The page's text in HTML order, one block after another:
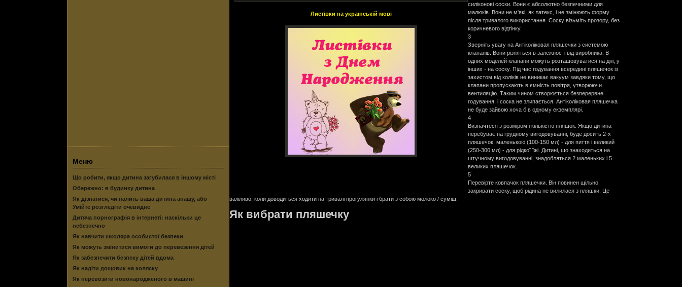
Меню
Що робити, якщо дитина загубилася в іншому місті
Обережно: в будинку дитина
Як дізнатися, чи палить ваша дитина анашу, або
Умійте розгледіти очевидне
Дитяча порнографія в інтернеті: наскільки це
небезпечно
Як навчити школяра особистої безпеки
Як можуть змінитися вимоги до перевезення дітей
Як забезпечити безпеку дітей вдома
Як надіти дощовик на коляску
Як перевозити новонародженого в машині
Листівки на українській мові
силіконові соски. Вони є абсолютно безпечними для
малюків. Вони не м'які, як латекс, і не змінюють форму
після тривалого використання. Соску візьміть прозору, без
коричневого відтінку.
3
Зверніть увагу на Антіколіковая пляшечки з системою
клапанів. Вони різняться в залежності від виробника. В
одних моделей клапани можуть розташовуватися на дні, у
інших - на соску. Під час годування всередині пляшечок із
захистом від коліків не виникає вакуум завдяки тому, що
клапани пропускають в ємність повітря, утворюючи
вентиляцію. Таким чином створюється безперервне
годування, і соска не злипається. Антіколіковая пляшечка
не буде зайвою хоча б в одному екземплярі.
4
Визначтеся з розміром і кількістю пляшок. Якщо дитина
перебуває на грудному вигодовуванні, буде досить 2-х
пляшечок: маленькою (100-150 мл) - для пиття і великий
(250-300 мл) - для рідкої їжі. Дитині, що знаходиться на
штучному вигодовуванні, знадобляться 2 маленьких і 5
великих пляшечок.
5
Перевірте ковпачок пляшечки. Він повинен щільно
закривати соску, щоб рідина не вилилася з пляшки. Це
важливо, коли доводиться ходити на тривалі прогулянки і брати з собою молоко / суміш.
Як вибрати пляшечку